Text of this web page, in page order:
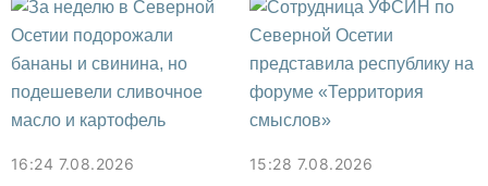
16:24 7.08.2026
15:28 7.08.2026